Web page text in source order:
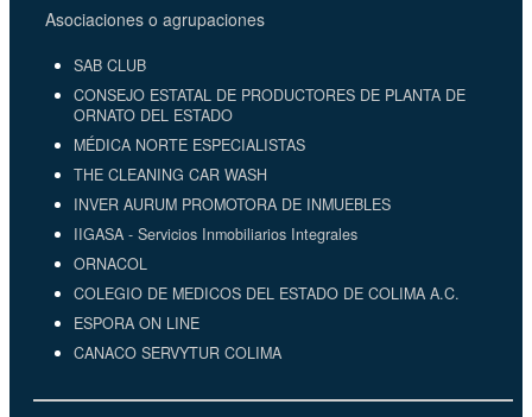
Asociaciones o agrupaciones
SAB CLUB
CONSEJO ESTATAL DE PRODUCTORES DE PLANTA DE
ORNATO DEL ESTADO
MÉDICA NORTE ESPECIALISTAS
THE CLEANING CAR WASH
INVER AURUM PROMOTORA DE INMUEBLES
IIGASA - Servicios Inmobiliarios Integrales
ORNACOL
COLEGIO DE MEDICOS DEL ESTADO DE COLIMA A.C.
ESPORA ON LINE
CANACO SERVYTUR COLIMA